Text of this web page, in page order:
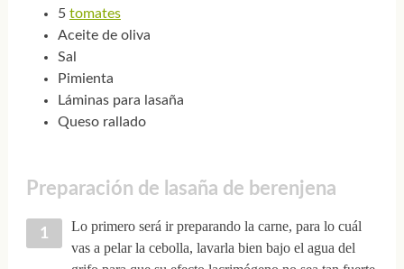
5 tomates
Aceite de oliva
Sal
Pimienta
Láminas para lasaña
Queso rallado
Preparación de lasaña de berenjena
Lo primero será ir preparando la carne, para lo cuál
vas a pelar la cebolla, lavarla bien bajo el agua del